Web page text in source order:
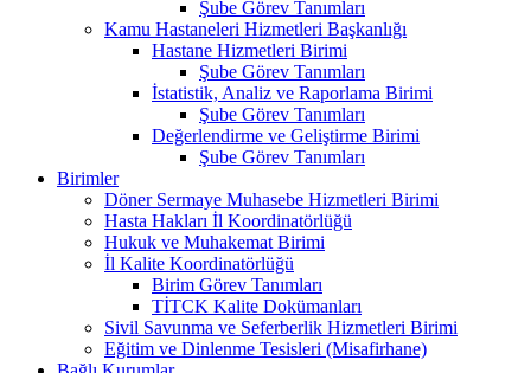
Şube Görev Tanımları
Kamu Hastaneleri Hizmetleri Başkanlığı
Hastane Hizmetleri Birimi
Şube Görev Tanımları
İstatistik, Analiz ve Raporlama Birimi
Şube Görev Tanımları
Değerlendirme ve Geliştirme Birimi
Şube Görev Tanımları
Birimler
Döner Sermaye Muhasebe Hizmetleri Birimi
Hasta Hakları İl Koordinatörlüğü
Hukuk ve Muhakemat Birimi
İl Kalite Koordinatörlüğü
Birim Görev Tanımları
TİTCK Kalite Dokümanları
Sivil Savunma ve Seferberlik Hizmetleri Birimi
Eğitim ve Dinlenme Tesisleri (Misafirhane)